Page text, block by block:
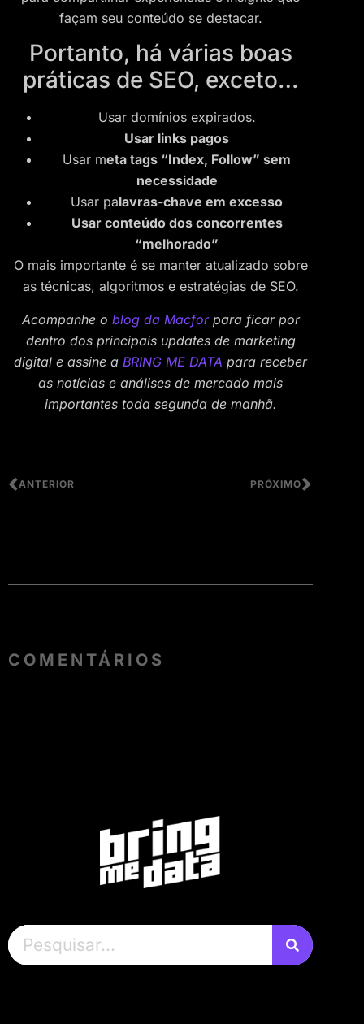
façam seu conteúdo se destacar.
Portanto, há várias boas
práticas de SEO, exceto…
Usar domínios expirados.
Usar links pagos
Usar meta tags “Index, Follow” sem
necessidade
Usar palavras-chave em excesso
Usar conteúdo dos concorrentes
“melhorado”
O mais importante é se manter atualizado sobre
as técnicas, algoritmos e estratégias de SEO.
Acompanhe o blog da Macforpara ficar por
dentro dos principais updates de marketing
digital e assine a BRING ME DATA para receber
as notícias e análises de mercado mais
importantes toda segunda de manhã.
ANTERIOR PRÓXIMO
COMENTÁRIOS